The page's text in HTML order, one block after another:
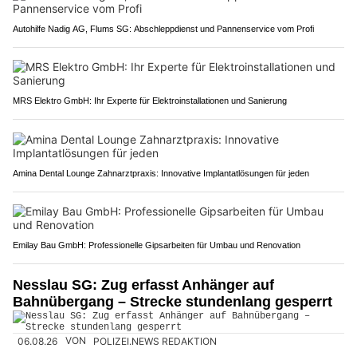
Autohilfe Nadig AG, Flums SG: Abschleppdienst und Pannenservice vom Profi
MRS Elektro GmbH: Ihr Experte für Elektroinstallationen und Sanierung
Amina Dental Lounge Zahnarztpraxis: Innovative Implantatlösungen für jeden
Emilay Bau GmbH: Professionelle Gipsarbeiten für Umbau und Renovation
Nesslau SG: Zug erfasst Anhänger auf
Bahnübergang – Strecke stundenlang gesperrt
06.08.26 VON POLIZEI.NEWS REDAKTION